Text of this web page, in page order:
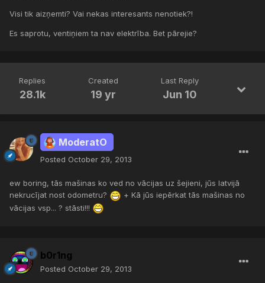
Visi tik aizņemti? Vai nekas interesants nenotiek?!
Es saprotu, ventiņiem ta nav elektrība. Bet pārejie?
Replies
28.1k
Created
19 yr
Last Reply
Jun 10
ModeratO
Posted October 29, 2013
ew boring, tās mašinas ko ved no vācijas uz šejieni, jūs latvijā
nekrucījat nost odometru?
+ Kā jūs iepērkat tās mašinas no
vācijas vsp... ? stāsti!!!
b0r1ng
Posted October 29, 2013